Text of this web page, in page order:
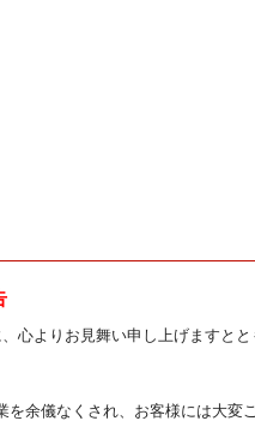
心よりお見舞い申し上げますと
余儀なくされ、お客様には大